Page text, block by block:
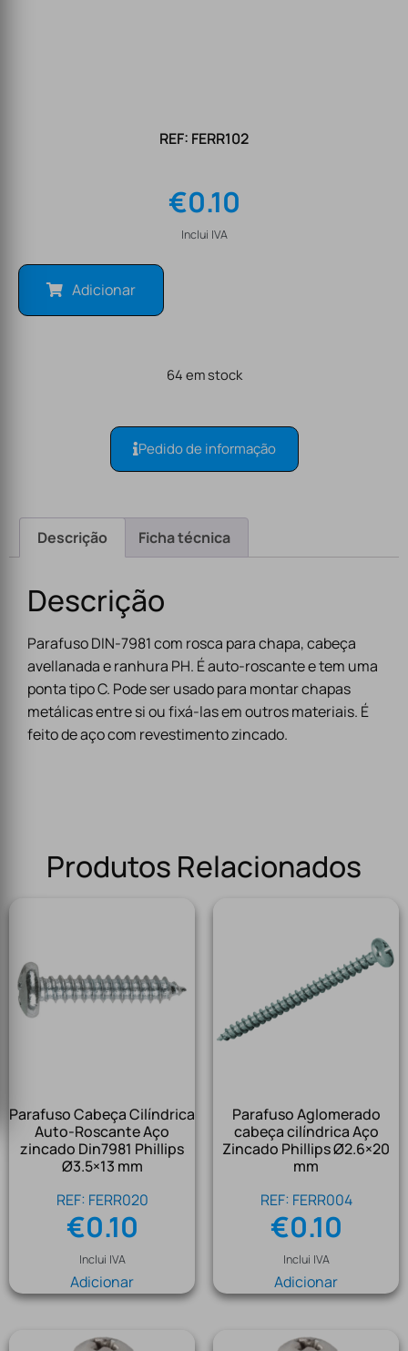
REF: FERR102
€0.10
Inclui IVA
Adicionar
64 em stock
Pedido de informação
Descrição Ficha técnica
Descrição
Parafuso DIN-7981 com rosca para chapa, cabeça
avellanada e ranhura PH. É auto-roscante e tem uma
ponta tipo C. Pode ser usado para montar chapas
metálicas entre si ou fixá-las em outros materiais. É
feito de aço com revestimento zincado.
Produtos Relacionados
Parafuso Cabeça Cilíndrica
Auto-Roscante Aço
zincado Din7981 Phillips
Ø3.5×13 mm
REF: FERR020
€0.10
Inclui IVA
Adicionar
Parafuso Aglomerado
cabeça cilíndrica Aço
Zincado Phillips Ø2.6×20
mm
REF: FERR004
€0.10
Inclui IVA
Adicionar